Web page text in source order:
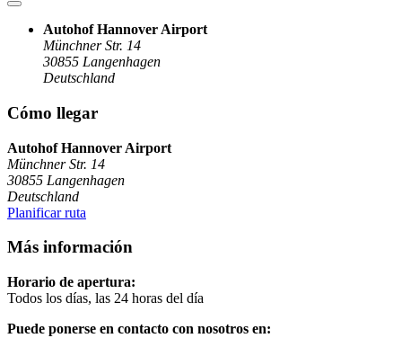
Autohof Hannover Airport
Münchner Str. 14
30855 Langenhagen
Deutschland
Cómo llegar
Autohof Hannover Airport
Münchner Str. 14
30855 Langenhagen
Deutschland
Planificar ruta
Más información
Horario de apertura:
Todos los días, las 24 horas del día
Puede ponerse en contacto con nosotros en: